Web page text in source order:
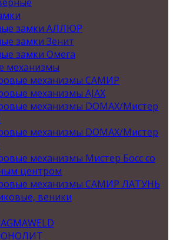
замки АЛЛЮР
замки Зенит
замки Омега
механизмы
механизмы САМИР
механизмы AJAX
механизмы DOMAX/Мистер
механизмы DOMAX/Мистер
механизмы Мистер Босс со
центром
механизмы САМИР ЛАТУНЬ
веники